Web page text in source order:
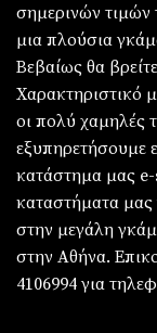
σημερινών τιμών
μια πλούσια
Βεβαίως θα
Χαρακτηριστικό
οι πολύ χαμηλές
εξυπηρετήσουμε
κατάστημα μας
καταστήματα μας
στην μεγάλη
στην Αθήνα.
4106994 για